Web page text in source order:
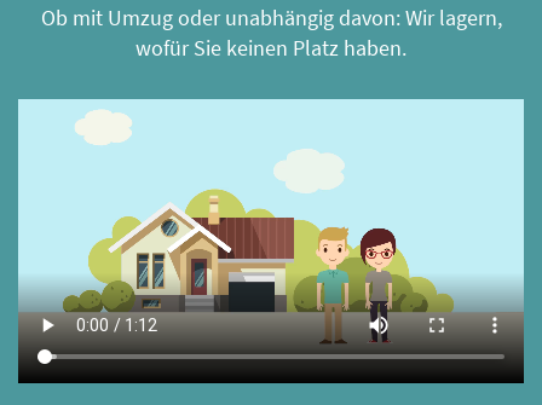
Ob mit Umzugoder unabhängig davon: Wir lagern,
wofür Sie keinen Platz haben.